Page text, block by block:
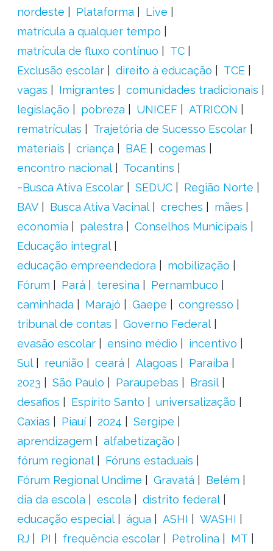
nordeste
Plataforma
Live
matrícula a qualquer tempo
matrícula de fluxo contínuo
TC
Exclusão escolar
direito à educação
TCE
vagas
Imigrantes
comunidades tradicionais
legislação
pobreza UNICEF
ATRICON
rematrículas
Trajetória de Sucesso Escolar
materiais
criança BAE
cogemas
encontro nacional
Tocantins
~Busca Ativa Escolar
SEDUC
Região Norte
BAV
Busca Ativa Vacinal creches
mães
economia
palestra
Conselhos Municipais
Educação integral
educação empreendedora
mobilização
Fórum
Pará teresina
Pernambuco
caminhada
Marajó Gaepe
congresso
tribunal de contas
Governo Federal
evasão escolar
ensino médio
incentivo
Sul
reunião ceará Alagoas
Paraíba
2023
São Paulo Paraupebas
Brasil
desafios
Espírito Santo
universalização
Caxias
Piauí 2024
Sergipe
aprendizagem
alfabetização
fórum regional
Fóruns estaduais
Fórum Regional Undime
Gravatá
Belém
dia da escola
escola
distrito federal
educação especial
água ASHI
WASHI
RJ
PI frequência escolar Petrolina
MT